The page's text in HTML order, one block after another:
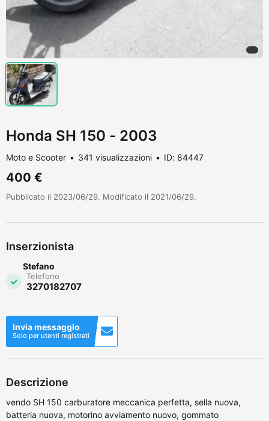
Honda SH 150 - 2003
Moto e Scooter 341 visualizzazioni ID: 84447
400 €
Pubblicato il 2023/06/29. Modificato il 2021/06/29.
Inserzionista
Stefano
Telefono
3270182707
Invia messaggio
Solo per utenti registrati
Descrizione
vendo SH 150 carburatore meccanica perfetta, sella nuova,
batteria nuova, motorino avviamento nuovo, gommato